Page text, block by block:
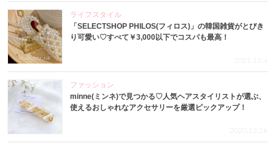
ライフスタイル
「SELECTSHOP PHILOS(フィロス)」の韓国雑貨がとびき
り可愛い♡すべて￥3,000以下でコスパも最高！
2021.12.4
ファッション
minne(ミンネ)で見つかる♡人気ヘアスタイリストが選ぶ、
使えるおしゃれなアクセサリーを厳選ピックアップ！
2020.12.26